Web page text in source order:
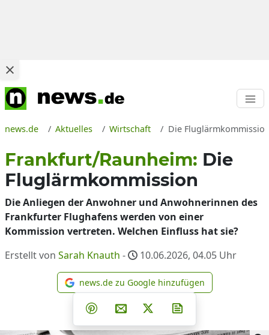
news.de Aktuelles Wirtschaft Die
Frankfurt/Raunheim: Die
Fluglärmkommission
Die Anliegen der Anwohner und Anwohnerinnen des
Frankfurter Flughafens werden von einer
Kommission vertreten. Welchen Einfluss hat sie?
Erstellt von Sarah Knauth - 10.06.2026, 04.05 Uhr
news.de zu Google
news.de zu Google hinzufügen
Teilen auf Facebook
Teilen auf Whatsapp
Teilen auf Telegram
Teilen auf Pinterest
Per E-Mail teilen
Post auf X